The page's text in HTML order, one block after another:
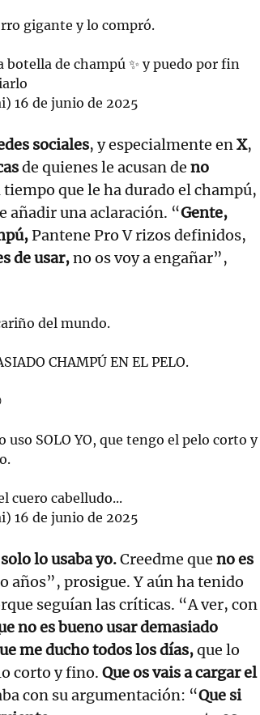
gigante y lo compró.
de champú ✨ y puedo por fin
16 de junio de 2025
sociales, y especialmente enX,
de quienes le acusan de no
tiempo que le ha durado el champú,
añadir una aclaración. “Gente,
Pantene Pro V rizos definidos,
de usar,no os voy a engañar”,
del mundo.
CHAMPÚ EN EL PELO.
SOLO YO, que tengo el pelo corto y
cuero cabelludo...
16 de junio de 2025
lo usaba yo.Creedme que no es
años”, prosigue. Y aún ha tenido
seguían las críticas. “A ver, con
no es bueno usar demasiado
me ducho todos los días,que lo
corto y fino. Que os vais a cargar el
con su argumentación: “Que si